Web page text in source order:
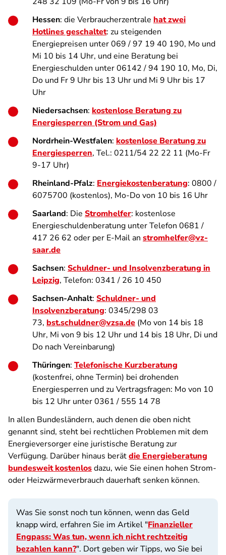
Hessen: die Verbraucherzentrale hat zwei
Hotlines geschaltet: zu steigenden
Energiepreisen unter 069 / 97 19 40 190, Mo und
Mi 10 bis 14 Uhr, und eine Beratung bei
Energieschulden unter 06142 / 94 190 10, Mo, Di,
Do und Fr 9 Uhr bis 13 Uhr und Mi 9 Uhr bis 17
Uhr
Niedersachsen: kostenlose Beratung zu
Energiesperren (Strom und Gas)
Nordrhein-Westfalen: kostenlose Beratung zu
Energiesperren, Tel.: 0211/54 22 22 11 (Mo-Fr
9-17 Uhr)
Rheinland-Pfalz: Energiekostenberatung: 0800 /
6075700 (kostenlos), Mo-Do von 10 bis 16 Uhr
Saarland: Die Stromhelfer: kostenlose
Energieschuldenberatung unter Telefon 0681 /
417 26 62 oder per E-Mail an stromhelfer@vz-
saar.de
Sachsen: Schuldner- und Insolvenzberatung in
Leipzig, Telefon: 0341 / 26 10 450
Sachsen-Anhalt: Schuldner- und
Insolvenzberatung: 0345/298 03
73, bst.schuldner@vzsa.de (Mo von 14 bis 18
Uhr, Mi von 9 bis 12 Uhr und 14 bis 18 Uhr, Di und
Do nach Vereinbarung)
Thüringen: Telefonische Kurzberatung
(kostenfrei, ohne Termin) bei drohenden
Energiesperren und zu Vertragsfragen: Mo von 10
bis 12 Uhr unter 0361 / 555 14 78
In allen Bundesländern, auch denen die oben nicht
genannt sind, steht bei rechtlichen Problemen mit dem
Energieversorger eine juristische Beratung zur
Verfügung. Darüber hinaus berätdie Energieberatung
bundesweit kostenlosdazu, wie Sie einen hohen Strom-
oder Heizwärmeverbrauch dauerhaft senken können.
Was Sie sonst noch tun können, wenn das Geld
knapp wird, erfahren Sie im Artikel "Finanzieller
Engpass: Was tun, wenn ich nicht rechtzeitig
bezahlen kann?". Dort geben wir Tipps, wo Sie bei